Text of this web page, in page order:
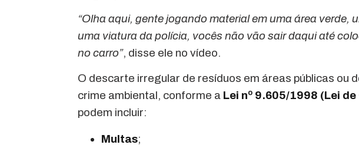
“Olha aqui, gente jogando material em uma área verde,
uma viatura da polícia, vocês não vão sair daqui até
no carro”, disse ele no vídeo.
O descarte irregular de resíduos em áreas públicas ou
crime ambiental, conforme a Lei nº 9.605/1998 (Lei
podem incluir:
Multas;